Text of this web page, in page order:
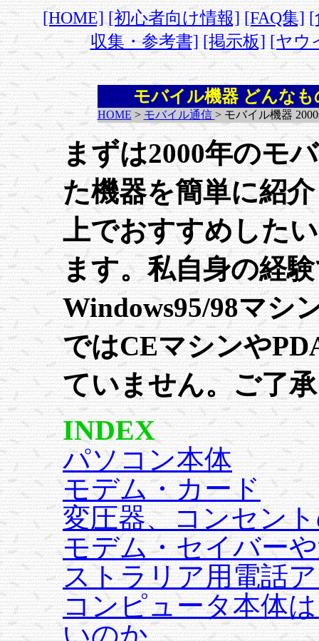
[HOME] [初心者向け情報] [FAQ集] [
収集・参考書] [掲示板] [ヤウ
モバイル機器 どんな
HOME > モバイル通信 > モバイル機器
まずは2000年のモ
た機器を簡単に紹
上でおすすめした
ます。私自身の経
Windows95/98マシ
ではCEマシンや
ていません。ご了
INDEX
パソコン本体
モデム・カード
変圧器、コンセン
モデム・セイバー
ストラリア用電話
コンピュータ本体